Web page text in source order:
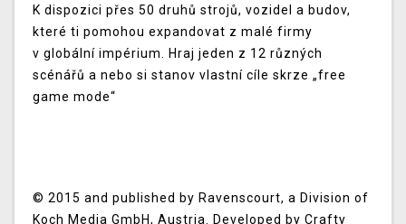
K dispozici přes 50 druhů strojů, vozidel a budov,
které ti pomohou expandovat z malé firmy
v globální impérium. Hraj jeden z 12 různých
scénářů a nebo si stanov vlastní cíle skrze „free
game mode“
© 2015 and published by Ravenscourt, a Division of
Koch Media GmbH, Austria. Developed by Crafty